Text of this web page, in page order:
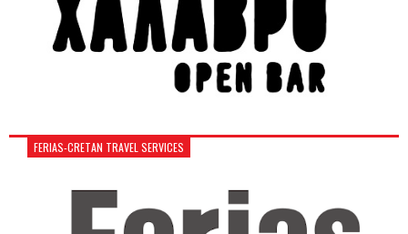
FERIAS-CRETAN TRAVEL SERVICES